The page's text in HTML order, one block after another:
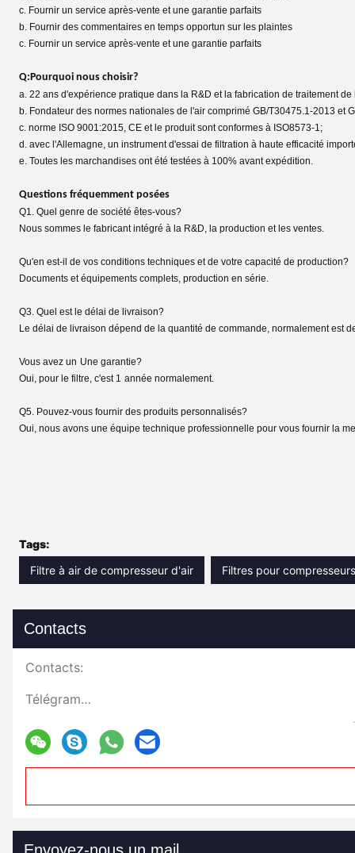
c. Fournir un service après-vente et une garantie parfaits
b. Fournir des commentaires en temps opportun sur les plaintes
c. Fournir un service après-vente et une garantie parfaits
Q:Pourquoi nous choisir?
a. 22 ans d'expérience pratique dans la R&D et la fabrication de traitement de
b. Fondateur des normes nationales de l'air comprimé GB/T30475.1-2013 et
c. norme ISO 9001:2015, CE et le produit sont conformes à ISO8573-1;
d. avec l'Allemagne, un instrument d'essai de filtration à haute efficacité
e. Toutes les marchandises ont été testées à 100% avant expédition.
Questions fréquemment posées
Q1. Quel genre de société êtes-vous?
Nous sommes le fabricant intégré à la R&D, la production et les ventes.
Qu'en est-il de vos conditions techniques et de votre capacité de production?
Documents et équipements complets, production en série.
Q3. Quel est le délai de livraison?
Le délai de livraison dépend de la quantité de commande, normalement est
Vous avez un Une garantie?
Oui, pour le filtre, c'est 1 année normalement.
Q5. Pouvez-vous fournir des produits personnalisés?
Oui, nous avons une équipe technique professionnelle pour vous fournir la
Tags:
Filtre à air de compresseur d'air
Filtres pour
Contacts
Contacts:
Télégramme: